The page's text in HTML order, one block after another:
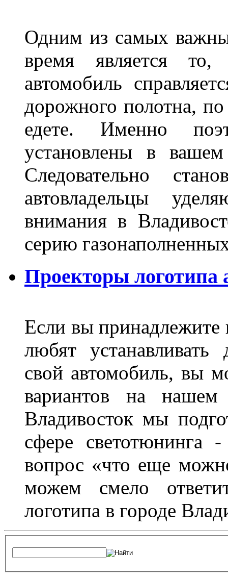
Одним из самых
время является то,
автомобиль
дорожного полотна,
едете. Именно
установлены в
Следовательно
автовладельцы
внимания в
серию
Проекторы логотипа
Если вы принадлежите
любят устанавливать
свой автомобиль, вы
вариантов на
Владивосток мы
сфере светотюнинга
вопрос «что еще
можем смело
логотипа в городе